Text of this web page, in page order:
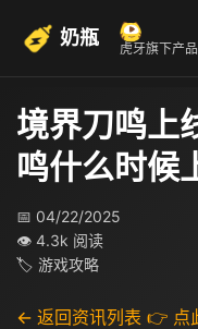
奶瓶 虎牙旗下产品
境界刀鸣上
鸣什么时候
📅 04/22/2025
👁 4.3k 阅读
🏷 游戏攻略
← 返回资讯列表 👉 点